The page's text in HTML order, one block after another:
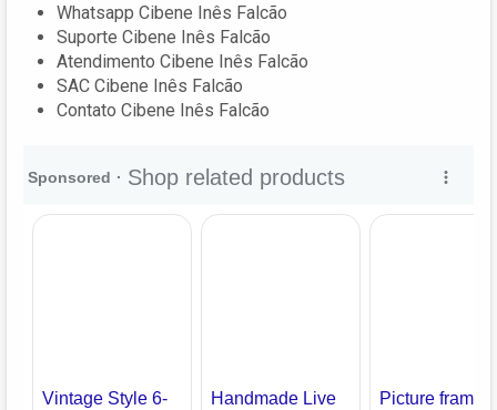
Whatsapp Cibene Inês Falcão
Suporte Cibene Inês Falcão
Atendimento Cibene Inês Falcão
SAC Cibene Inês Falcão
Contato Cibene Inês Falcão